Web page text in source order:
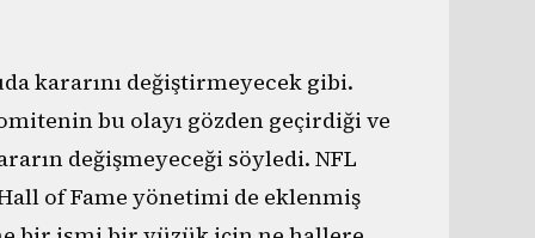
kararını değiştirmeyecek gibi.
bu olayı gözden geçirdiği ve
değişmeyeceği söyledi. NFL
of Fame yönetimi de eklenmiş